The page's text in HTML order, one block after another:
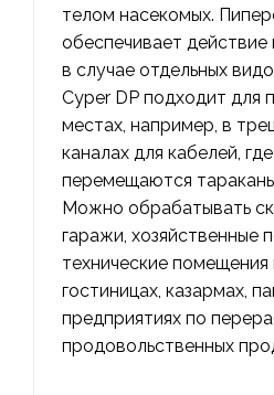
телом насекомых.
обеспечивает
в случае отдельных
Cyper DP подходит для
местах, например, в
каналах для кабелей,
перемещаются
Можно обрабатывать
гаражи, хозяйственные
технические помещения
гостиницах, казармах,
предприятиях по
продовольственных